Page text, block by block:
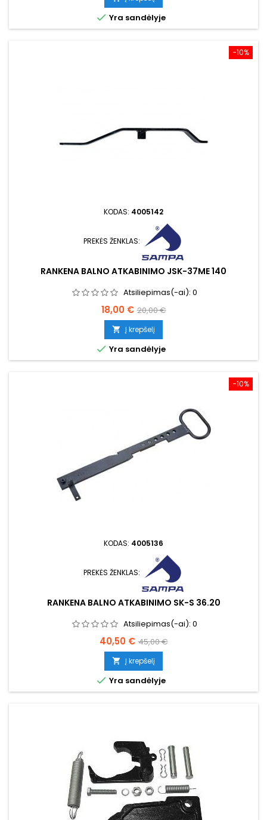
 Yra sandėlyje
−10%
KODAS: 4005142
PREKĖS ŽENKLAS:
RANKENA BALNO ATKABINIMO JSK-37ME 140
Atsiliepimas(-ai): 0
Kaina
18,00 € Bazinė
kaina
20,00 €
 Į krepšelį
 Yra sandėlyje
−10%
KODAS: 4005136
PREKĖS ŽENKLAS:
RANKENA BALNO ATKABINIMO SK-S 36.20
Atsiliepimas(-ai): 0
Kaina
40,50 € Bazinė
kaina
45,00 €
 Į krepšelį
 Yra sandėlyje